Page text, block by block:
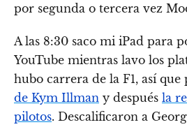
por segunda o tercera vez
A las 8:30 saco mi iPad para
YouTube mientras lavo los
hubo carrera de la F1, así que
de Kym Illman y después la
pilotos. Descalificaron a